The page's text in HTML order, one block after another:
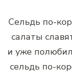
Сельдь по-
салаты
и уже
сельдь по-